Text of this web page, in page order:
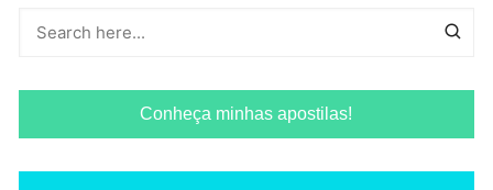
Conheça minhas apostilas!